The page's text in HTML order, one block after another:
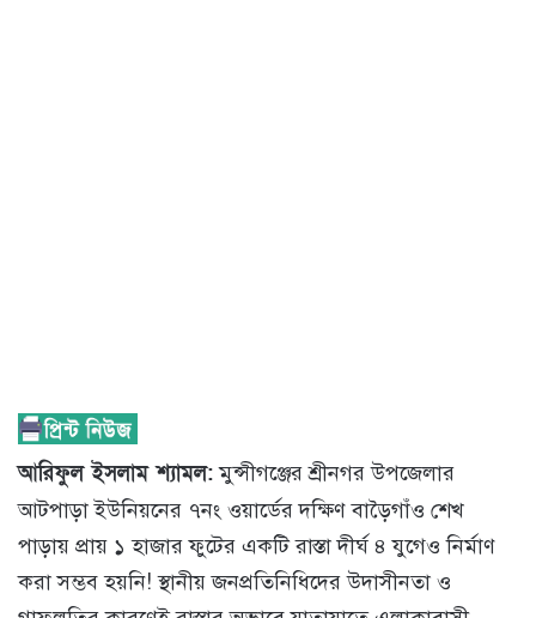
আরিফুল ইসলাম শ্যামল:মুন্সীগঞ্জের শ্রীনগর উপজেলার
আটপাড়া ইউনিয়নের ৭নং ওয়ার্ডের দক্ষিণ বাড়ৈগাঁও শেখ
পাড়ায় প্রায় ১ হাজার ফুটের একটি রাস্তা দীর্ঘ ৪ যুগেও নির্মাণ
করা সম্ভব হয়নি! স্থানীয় জনপ্রতিনিধিদের উদাসীনতা ও